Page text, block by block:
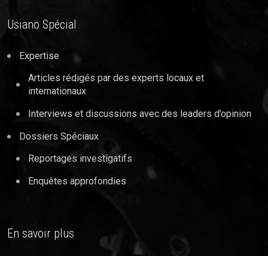
Usiano Spécial
Expertise
Articles rédigés par des experts locaux et
internationaux
Interviews et discussions avec des leaders d’opinion
Dossiers Spéciaux
Reportages investigatifs
Enquêtes approfondies
En savoir plus